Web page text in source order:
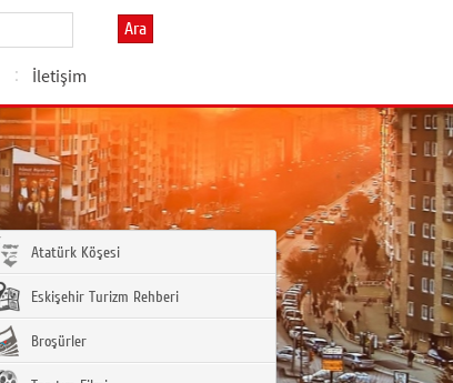
Ara
İletişim
Atatürk Köşesi
Eskişehir Turizm Rehberi
Broşürler